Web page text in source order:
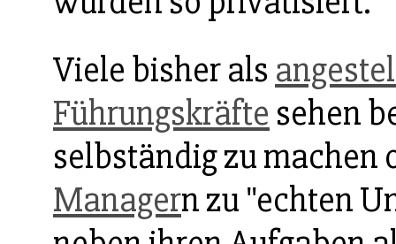
Viele bisher als
Führungskräfte sehen
selbständig zu machen
Managern zu "echten